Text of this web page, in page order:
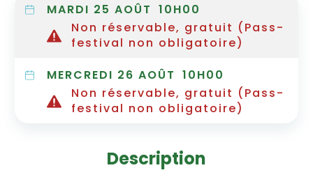
MARDI 25 AOÛT 10H00
Non réservable, gratuit (Pass-
festival non obligatoire)
MERCREDI 26 AOÛT 10H00
Non réservable, gratuit (Pass-
festival non obligatoire)
Description